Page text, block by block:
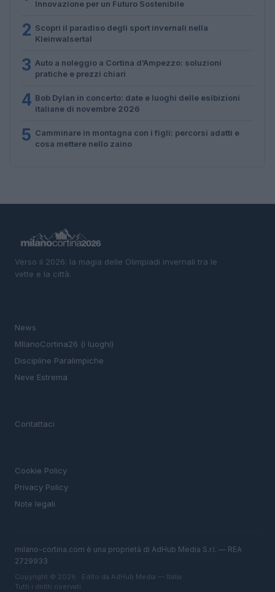
Innovazione per un Futuro Sostenibile
2 Scopri il paradiso degli sport invernali nella
Kleinwalsertal
3 Auto a noleggio a Cortina d’Ampezzo: soluzioni
pratiche e prezzi chiari
4 Bob Dylan in concerto: date e luoghi delle esibizioni
italiane di novembre 2026
5 Camminare in montagna con i figli: percorsi adatti e
cosa mettere nello zaino
Verso il 2026: la magia delle Olimpiadi invernali tra le
vette e la città.
News
MIlanoCortina26 (i luoghi)
Discipline Paralimpiche
Neve Estrema
Contattaci
Cookie Policy
Privacy Policy
Note legali
milano-cortina.com è una proprietà di AdHub Media S.r.l. — REA
2729933
Copyright © 2026 · Edito da AdHub Media — Italia
Tutti i diritti riservati